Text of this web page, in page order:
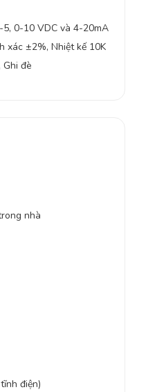
0-10 VDC và 4-20mA
xác ±2%, Nhiệt kế 10K
Ghi đè
nhà
điện)